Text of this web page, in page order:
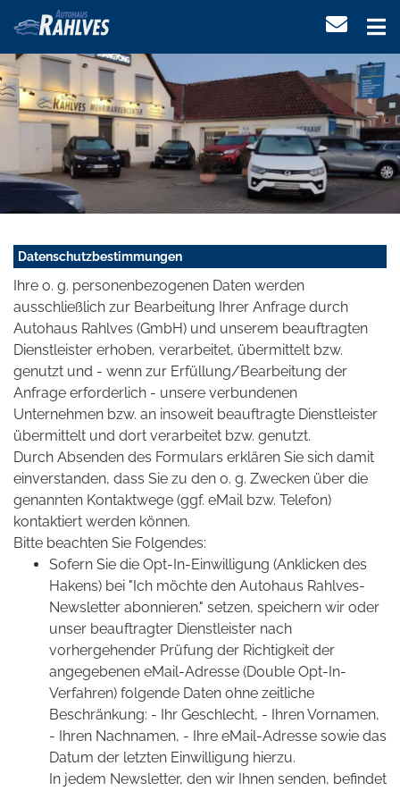
Datenschutzbestimmungen
Ihre o. g. personenbezogenen Daten werden
ausschließlich zur Bearbeitung Ihrer Anfrage durch
Autohaus Rahlves (GmbH) und unserem beauftragten
Dienstleister erhoben, verarbeitet, übermittelt bzw.
genutzt und - wenn zur Erfüllung/Bearbeitung der
Anfrage erforderlich - unsere verbundenen
Unternehmen bzw. an insoweit beauftragte Dienstleister
übermittelt und dort verarbeitet bzw. genutzt.
Durch Absenden des Formulars erklären Sie sich damit
einverstanden, dass Sie zu den o. g. Zwecken über die
genannten Kontaktwege (ggf. eMail bzw. Telefon)
kontaktiert werden können.
Bitte beachten Sie Folgendes:
Sofern Sie die Opt-In-Einwilligung (Anklicken des
Hakens) bei "Ich möchte den Autohaus Rahlves-
Newsletter abonnieren." setzen, speichern wir oder
unser beauftragter Dienstleister nach
vorhergehender Prüfung der Richtigkeit der
angegebenen eMail-Adresse (Double Opt-In-
Verfahren) folgende Daten ohne zeitliche
Beschränkung: - Ihr Geschlecht, - Ihren Vornamen,
- Ihren Nachnamen, - Ihre eMail-Adresse sowie das
Datum der letzten Einwilligung hierzu.
In jedem Newsletter, den wir Ihnen senden, befindet